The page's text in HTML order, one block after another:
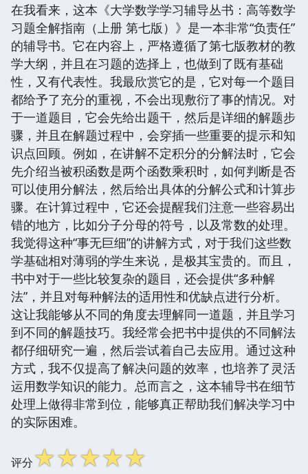
在我看来，这本《大学数学学习辅导丛书：高等数学
习题全解指南（上册 第七版）》是一本非常“负责任”
的辅导书。它在内容上，严格遵循了第七版教材的教
学大纲，并且在习题的选择上，也做到了既有基础
性，又有代表性。我最欣赏它的是，它对每一个题目
都给予了充分的重视，不会出现敷衍了事的情况。对
于一道题目，它会先给出题干，然后是详细的解题步
骤，并且在解题过程中，会穿插一些重要的提示和知
识点回顾。例如，在讲解不定积分的分解法时，它会
先介绍当被积函数是两个函数乘积时，如何判断是否
可以使用分解法，然后给出具体的分解公式和计算步
骤。在计算过程中，它还会提醒我们注意一些容易出
错的地方，比如分子分母的符号，以及常数的处理。
我觉得这种“事无巨细”的讲解方式，对于我们这些数
学基础相对薄弱的学生来说，是极其宝贵的。而且，
书中对于一些比较复杂的题目，还会提供“多种解
法”，并且对每种解法的适用性和优缺点进行分析。
这让我能够从不同的角度去理解同一道题，并且学习
到不同的解题技巧。我经常会把书中提供的不同解法
都仔细研究一遍，然后尝试着自己去应用。通过这种
方式，我不仅提高了解决问题的效率，也培养了灵活
运用数学知识的能力。总而言之，这本辅导书在细节
处理上做得非常到位，能够真正帮助我们解决学习中
的实际困难。
评分☆☆☆☆☆